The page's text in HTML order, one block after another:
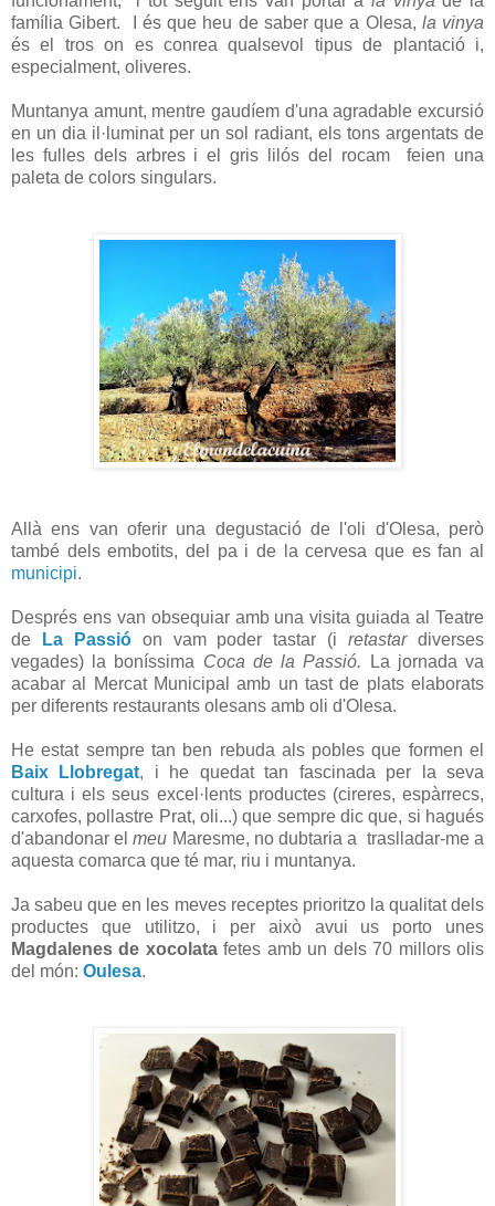
família Gibert. I és que heu de saber que a Olesa, la vinya
és el tros on es conrea qualsevol tipus de plantació i,
especialment, oliveres.
Muntanya amunt, mentre gaudíem d'una agradable excursió
en un dia il·luminat per un sol radiant, els tons argentats de
les fulles dels arbres i el gris lilós del rocam feien una
paleta de colors singulars.
Allà ens van oferir una degustació de l'oli d'Olesa, però
també dels embotits, del pa i de la cervesa que es fan al
municipi.
Després ens van obsequiar amb una visita guiada al Teatre
de
La Passióon vam poder tastar (iretastardiverses
vegades) la boníssima Coca de la Passió. La jornada va
acabar al Mercat Municipal amb un tast de plats elaborats
per diferents restaurants olesans amb oli d'Olesa.
He estat sempre tan ben rebuda als pobles que formen el
Baix Llobregat, i he quedat tan fascinada per la seva
cultura i els seus excel·lents productes (cireres, espàrrecs,
carxofes, pollastre Prat, oli...) que sempre dic que, si hagués
d'abandonar elmeu Maresme, no dubtaria a traslladar-me a
aquesta comarca que té mar, riu i muntanya.
Ja sabeu que en les meves receptes prioritzo la qualitat dels
productes que utilitzo, i per això avui us porto unes
Magdalenes de xocolatafetes amb un dels 70 millors olis
del món: Oulesa.